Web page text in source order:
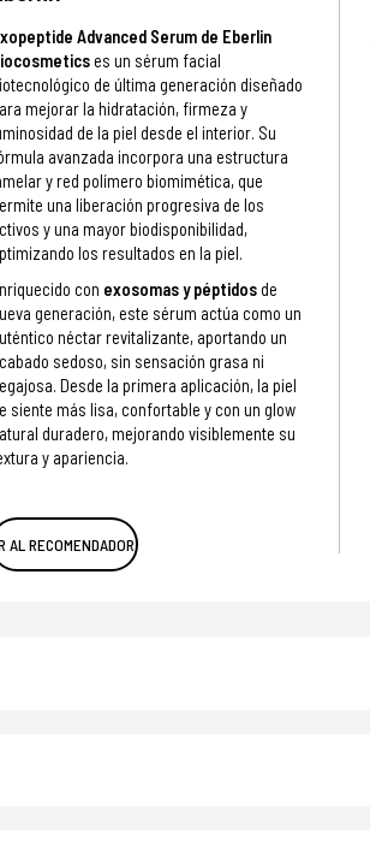
Advanced Serum de Eberlin
es un sérum facial
de última generación diseñado
mejorar la hidratación, firmeza y
de la piel desde el interior. Su
avanzada incorpora una estructura
y red polímero biomimética, que
una liberación progresiva de los
y una mayor biodisponibilidad,
los resultados en la piel.
con exosomas y péptidosde
generación, este sérum actúa como un
néctar revitalizante, aportando un
sedoso, sin sensación grasa ni
Desde la primera aplicación, la piel
siente más lisa, confortable y con un glow
duradero, mejorando visiblemente su
y apariencia.
AL RECOMENDADOR